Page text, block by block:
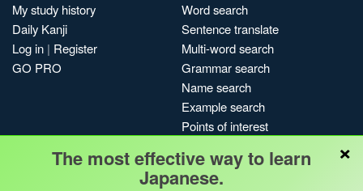
My study history
Daily Kanji
Log in | Register
GO PRO
Word search
Sentence translate
Multi-word search
Grammar search
Name search
Example search
Points of interest
My search history
Search index
×
The most effective way to learn
Japanese.